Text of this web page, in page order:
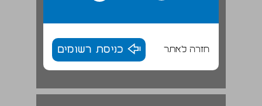
חזרה לאתר כניסת רשומים